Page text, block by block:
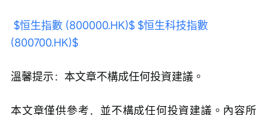
$恒生指數 (800000.HK)$ $恒生科技指數
(800700.HK)$
溫馨提示：本文章不構成任何投資建議。
本文章僅供參考，並不構成任何投資建議。內容所